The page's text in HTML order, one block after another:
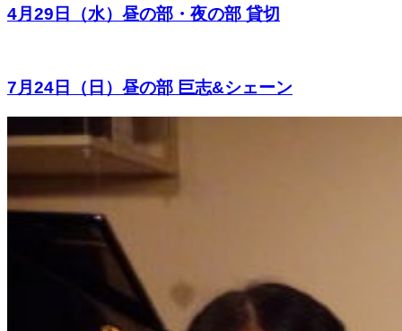
4月29日（水）昼の部・夜の部 貸切
7月24日（日）昼の部 巨志&シェーン